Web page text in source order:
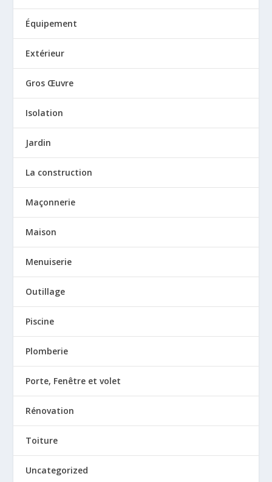
Équipement
Extérieur
Gros Œuvre
Isolation
Jardin
La construction
Maçonnerie
Maison
Menuiserie
Outillage
Piscine
Plomberie
Porte, Fenêtre et volet
Rénovation
Toiture
Uncategorized